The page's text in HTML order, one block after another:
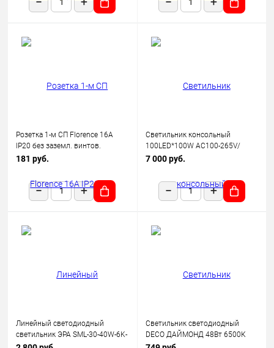
Розетка 1-м СП Florence 16А
IP20 без заземл. винтов.
клеммы механизм беж.
181 руб.
Светильник консольный
100LED*100W AC100-265V/
50Hz, SP2924 цвет серый (IP65),
7 000 руб.
Линейный светодиодный
светильник ЭРА SML-30-40W-6K-
12-B 40Вт 6500K 3600Лм
Светильник светодиодный
DECO ДАЙМОНД 48Вт 6500К
3120лм 230В 377х73мм IN